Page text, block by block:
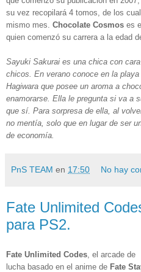
su vez recopilará 4 tomos, de los
mismo mes. Chocolate Cosmos es
quien comenzó su carrera a la edad
Sayuki Sakurai es una chica con
chicos. En verano conoce en la
Hagiwara que posee un aroma a
enamorarse. Ella le pregunta si va a
que sí. Para sorpresa de ella, al
no mentía, solo que en lugar de ser
de economía.
PnS TEAM en 17:50 No hay
Fate Unlimited
para PS2.
Fate Unlimited Codes , el arcade de
lucha basado en el anime de Fate